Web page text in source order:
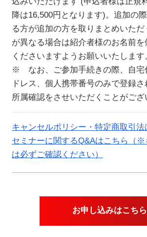
降は16,500円となります)。追加の
る方が追加の方を取りまとめいただ
が異なる場合は紹介者様のお名前を
くださいますようお願いいたします
※ なお、ご参加手続きの際、自宅
ドレス、個人携帯番号のみで登録
所属確認をさせいただくことがござ
キャンセルポリシー・特定商取引法
セミナーに関するQ&Aはこちら（※
は必ずご確認ください）
お申し込みはこちら